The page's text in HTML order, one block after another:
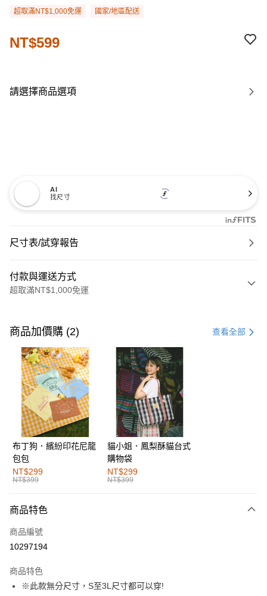
超取滿NT$1,000免運 國家/地區配送
NT$599
請選擇商品選項
AI
找尺寸
尺寸表/試穿報告
付款與運送方式
超取滿NT$1,000免運
信用卡一次付款
購物金
超商取貨付款
LINE Pay
街口支付
運送方式
全家取貨付款
每筆NT$60，滿NT$1,000(含以上)免運費
付款後全家取貨
萊爾富取貨付款
付款後萊爾富取貨
商品加價購 (2) 查看全部
布丁狗．繽紛印花尼龍
包包
NT$299
NT$399
貓小姐．鳳梨酥貓台式
購物袋
NT$299
NT$399
商品特色
商品編號
10297194
商品特色
※此款無分尺寸，S至3L尺寸都可以穿!